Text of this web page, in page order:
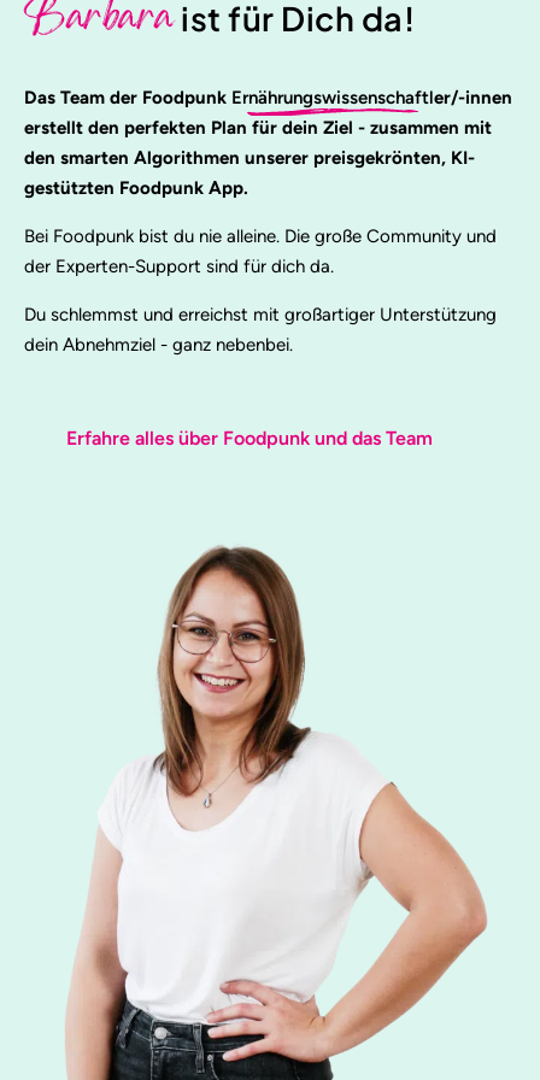
Barbaraist für Dich da!
Das Team der Foodpunk Ernährungswissenschaftler/-innen
erstellt den perfekten Plan für dein Ziel - zusammen mit
den smarten Algorithmen unserer preisgekrönten, KI-
gestützten Foodpunk App.
Bei Foodpunk bist du nie alleine. Die große Community und
der Experten-Support sind für dich da.
Du schlemmst und erreichst mit großartiger Unterstützung
dein Abnehmziel - ganz nebenbei.
Erfahre alles über Foodpunk und das Team